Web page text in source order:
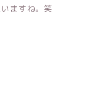
いますね。笑